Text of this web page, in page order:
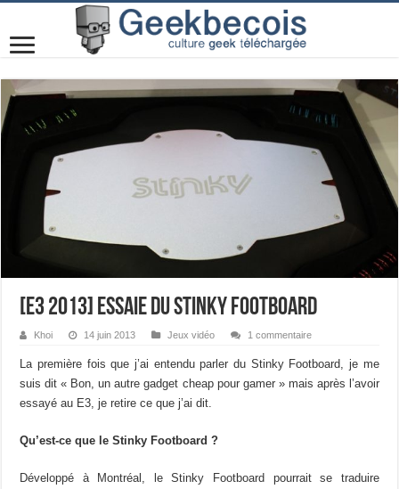
[E3 2013] Essaie du Stinky Footboard
Khoi 14 juin 2013 Jeux vidéo 1 commentaire
La première fois que j’ai entendu parler du Stinky Footboard, je me
suis dit « Bon, un autre gadget cheap pour gamer » mais après l’avoir
essayé au E3, je retire ce que j’ai dit.
Qu’est-ce que le Stinky Footboard ?
Développé à Montréal, le Stinky Footboard pourrait se traduire